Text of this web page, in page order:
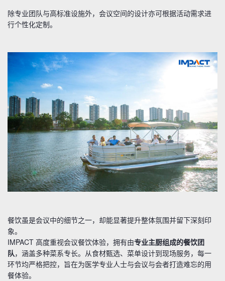
除专业团队与高标准设施外，会议空间的设计亦可根据活动需求进
行个性化定制。
餐饮虽是会议中的细节之一，却能显著提升整体氛围并留下深刻印
象。
IMPACT 高度重视会议餐饮体验，拥有由专业主厨组成的餐饮团
队，涵盖多种菜系专长。从食材甄选、菜单设计到现场服务，每一
环节均严格把控，旨在为医学专业人士与会议与会者打造难忘的用
餐体验。